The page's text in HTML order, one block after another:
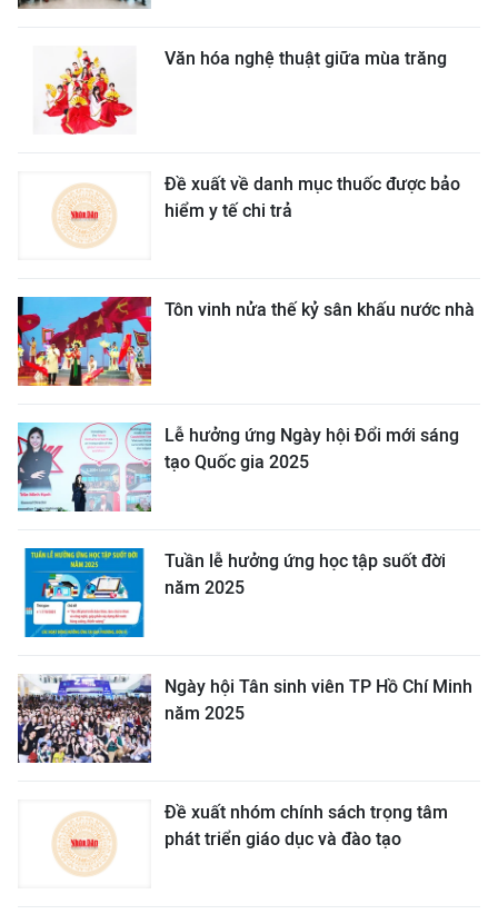
Văn hóa nghệ thuật giữa mùa trăng
Đề xuất về danh mục thuốc được bảo
hiểm y tế chi trả
Tôn vinh nửa thế kỷ sân khấu nước nhà
Lễ hưởng ứng Ngày hội Đổi mới sáng
tạo Quốc gia 2025
Tuần lễ hưởng ứng học tập suốt đời
năm 2025
Ngày hội Tân sinh viên TP Hồ Chí Minh
năm 2025
Đề xuất nhóm chính sách trọng tâm
phát triển giáo dục và đào tạo